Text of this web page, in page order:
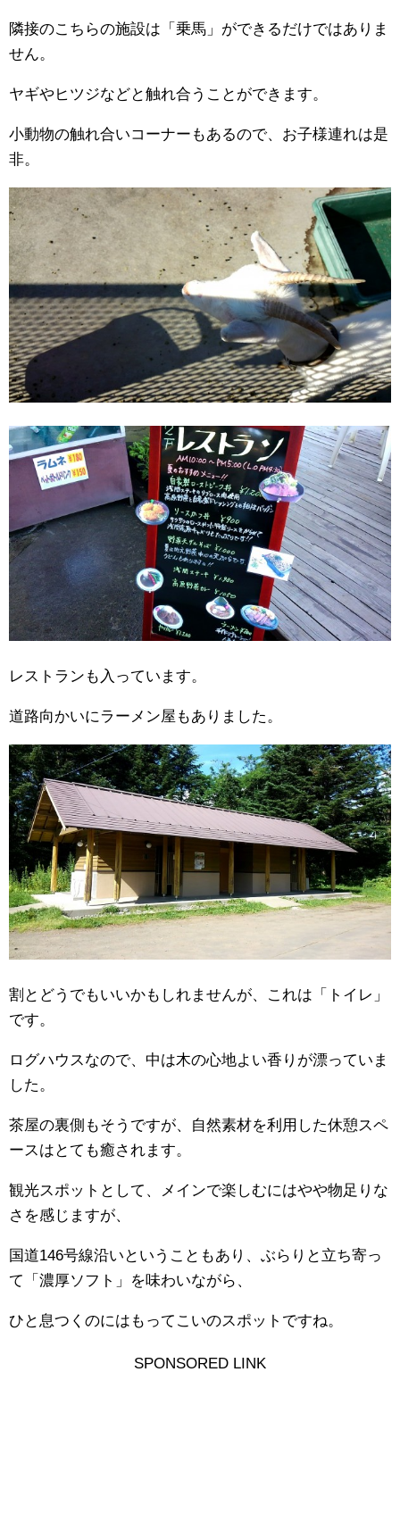
隣接のこちらの施設は「乗馬」ができるだけではありま
せん。
ヤギやヒツジなどと触れ合うことができます。
小動物の触れ合いコーナーもあるので、お子様連れは是
非。
レストランも入っています。
道路向かいにラーメン屋もありました。
割とどうでもいいかもしれませんが、これは「トイレ」
です。
ログハウスなので、中は木の心地よい香りが漂っていま
した。
茶屋の裏側もそうですが、自然素材を利用した休憩スペ
ースはとても癒されます。
観光スポットとして、メインで楽しむにはやや物足りな
さを感じますが、
国道146号線沿いということもあり、ぶらりと立ち寄っ
て「濃厚ソフト」を味わいながら、
ひと息つくのにはもってこいのスポットですね。
SPONSORED LINK